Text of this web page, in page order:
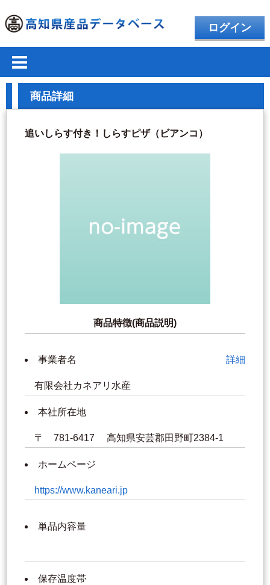
ログイン
商品詳細
追いしらす付き！しらすピザ（ビアンコ）
商品特徴(商品説明)
事業者名 詳細
有限会社カネアリ水産
本社所在地
〒 781-6417 高知県安芸郡田野町2384-1
ホームページ
https://www.kaneari.jp
単品内容量
保存温度帯